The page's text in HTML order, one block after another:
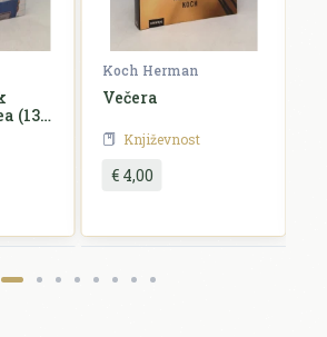
(13
Koch Herman
Večera
Književnost
€ 4,00